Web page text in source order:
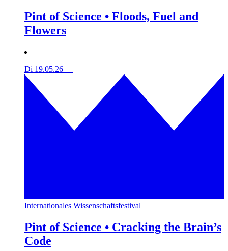
Pint of Science • Floods, Fuel and
Flowers
Di 19.05.26 —
Internationales Wissenschaftsfestival
Pint of Science • Cracking the Brain’s
Code